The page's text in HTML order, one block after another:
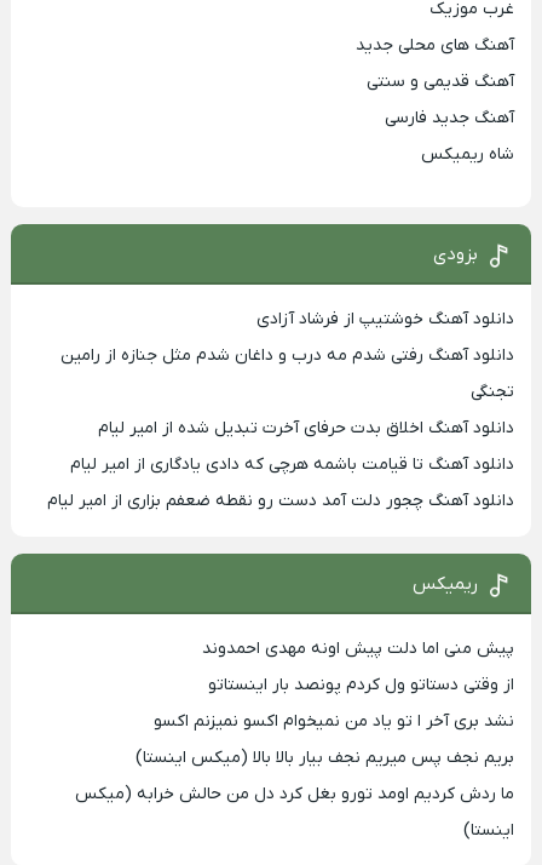
غرب موزیک
آهنگ های محلی جدید
آهنگ قدیمی و سنتی
آهنگ جدید فارسی
شاه ریمیکس
بزودی
دانلود آهنگ خوشتیپ از فرشاد آزادی
دانلود آهنگ رفتی شدم مه درب و داغان شدم مثل جنازه از رامین
تجنگی
دانلود آهنگ اخلاق بدت حرفای آخرت تبدیل شده از امیر لیام
دانلود آهنگ تا قیامت باشمه هرچی که دادی یادگاری از امیر لیام
دانلود آهنگ چجور دلت آمد دست رو نقطه ضعفم بزاری از امیر لیام
ریمیکس
پیش منی اما دلت پیش اونه مهدی احمدوند
از وقتی دستاتو ول کردم پونصد بار اینستاتو
نشد بری آخر ا تو یاد من نمیخوام اکسو نمیزنم اکسو
بریم نجف پس میریم نجف بیار بالا بالا (میکس اینستا)
ما ردش کردیم اومد تورو بغل کرد دل من حالش خرابه (میکس
اینستا)